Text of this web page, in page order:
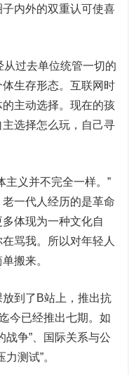
内外的双重认可使喜
过去单位统管一切的
生存形态。互联网时
主动选择。现在的孩
选择怎么玩，自己寻
义并不完全一样。”
一代人经历的是革命
体现为一种文化自
骂我。所以对年轻人
搬来。
到了B站上，推出抗
今已经推出七期。如
战争”、国际关系与公
测试”。